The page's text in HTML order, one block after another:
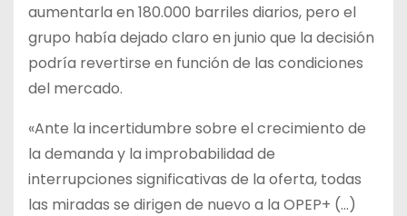
aumentarla en 180.000 barriles diarios, pero el
grupo había dejado claro en junio que la decisión
podría revertirse en función de las condiciones
del mercado.
«Ante la incertidumbre sobre el crecimiento de
la demanda y la improbabilidad de
interrupciones significativas de la oferta, todas
las miradas se dirigen de nuevo a la OPEP+ (…)